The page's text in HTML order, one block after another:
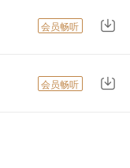
会员畅听
会员畅听